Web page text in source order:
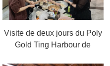
Visite de deux jours du Poly
Gold Ting Harbour de